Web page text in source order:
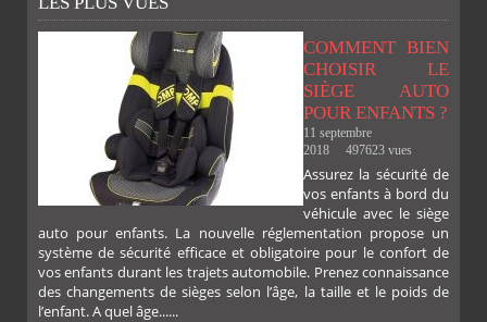
PLUS
GOOGLE PINTEREST
SUR SUR
COMMENT BIEN
CHOISIR LE
SIÈGE AUTO
POUR ENFANTS ?
11 septembre
2018
497623 vues
Assurez la sécurité de
vos enfants à bord du
véhicule avec le siège
auto pour enfants. La nouvelle réglementation propose un
système de sécurité efficace et obligatoire pour le confort de
vos enfants durant les trajets automobile. Prenez connaissance
des changements de sièges selon l’âge, la taille et le poids de
l’enfant. A quel âge......